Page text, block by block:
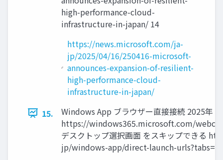
high-performance-cloud-
infrastructure-in-japan/ 14
https://news.microsoft.com/ja-
jp/2025/04/16/250416-microsoft-
announces-expansion-of-resilient-
high-performance-cloud-
infrastructure-in-japan/
15.
Windows App ブラウザー直接接続 2025年 5
https://windows365.microsoft.com/
デスクトップ選択画面 をスキップできる
jp/windows-app/direct-launch-